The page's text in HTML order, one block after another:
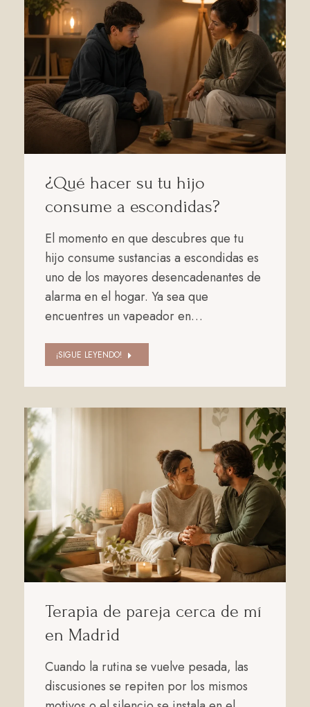
¿Qué hacer su tu hijo
consume a escondidas?
El momento en que descubres que tu
hijo consume sustancias a escondidas es
uno de los mayores desencadenantes de
alarma en el hogar. Ya sea que
encuentres un vapeador en…
¡SIGUE LEYENDO!
Terapia de pareja cerca de mí
en Madrid
Cuando la rutina se vuelve pesada, las
discusiones se repiten por los mismos